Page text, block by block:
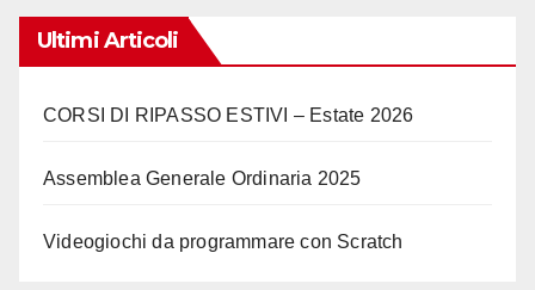
Ultimi Articoli
CORSI DI RIPASSO ESTIVI – Estate 2026
Assemblea Generale Ordinaria 2025
Videogiochi da programmare con Scratch